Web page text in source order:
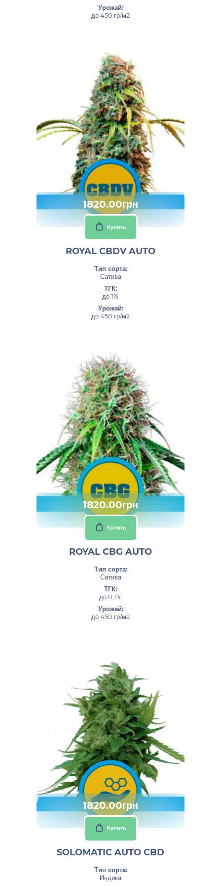
Урожай:
до 450 гр/м2
1820.00грн
Купить
ROYAL CBDV AUTO
Тип сорта:
Сатива
ТГК:
до 1%
Урожай:
до 450 гр/м2
1820.00грн
Купить
ROYAL CBG AUTO
Тип сорта:
Сатива
ТГК:
до 0,1%
Урожай:
до 450 гр/м2
1820.00грн
Купить
SOLOMATIC AUTO CBD
Тип сорта:
Индика